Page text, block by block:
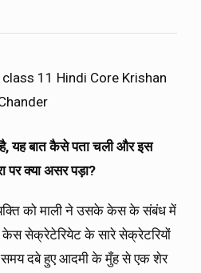
11 Hindi Core Krishan
यह बात कैसे पता चली और इस
पर क्या असर पड़ा?
को माली ने उसके केस के संबंध में
सेक्रेटेरियेट के सारे सेक्रेटरियों
समय दबे हुए आदमी के मुँह से एक शेर